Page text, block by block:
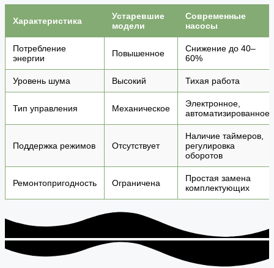
Характеристика
Устаревшие
модели
Современные
насосы
Потребление
энергии
Повышенное
Снижение до 40–
60%
Уровень шума Высокий Тихая работа
Тип управления Механическое
Электронное,
автоматизированное
Поддержка режимов Отсутствует
Наличие таймеров,
регулировка
оборотов
Ремонтопригодность Ограничена
Простая замена
комплектующих